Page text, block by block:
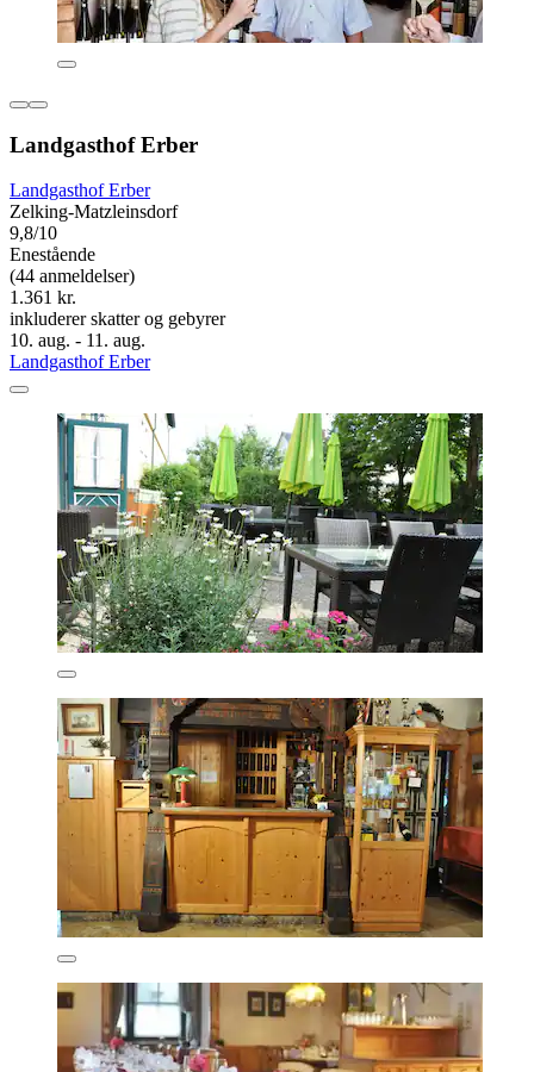
Landgasthof Erber
Landgasthof Erber
Zelking-Matzleinsdorf
9,8/10
Enestående
(44 anmeldelser)
1.361 kr.
inkluderer skatter og gebyrer
10. aug. - 11. aug.
Landgasthof Erber